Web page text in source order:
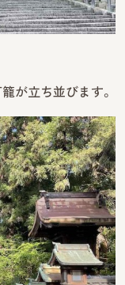
が立ち並びます。